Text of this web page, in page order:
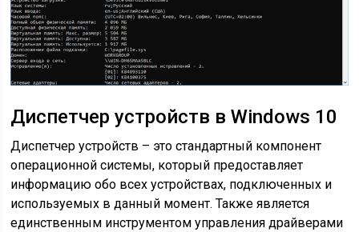
Диспетчер устройств в Windows 10
Диспетчер устройств – это стандартный компонент
операционной системы, который предоставляет
информацию обо всех устройствах, подключенных и
используемых в данный момент. Также является
единственным инструментом управления драйверами